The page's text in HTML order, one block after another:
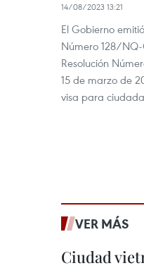
14/08/2023 13:21
El Gobierno
Número 128/
Resolución
15 de marzo de
visa para
VER MÁS
Ciudad